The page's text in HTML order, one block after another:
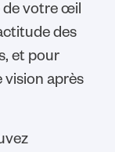
de votre œil
des
et pour
vision après